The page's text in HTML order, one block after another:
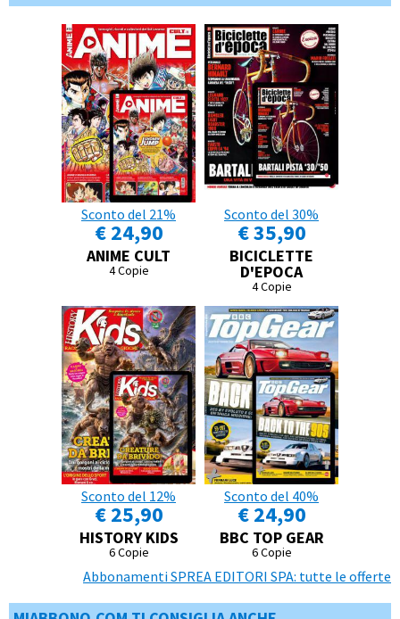
Sconto del 21%
€ 24,90
ANIME CULT
4 Copie
Sconto del 30%
€ 35,90
BICICLETTE
D'EPOCA
4 Copie
Sconto del 12%
€ 25,90
HISTORY KIDS
6 Copie
Sconto del 40%
€ 24,90
BBC TOP GEAR
6 Copie
Abbonamenti SPREA EDITORI SPA: tutte le offerte